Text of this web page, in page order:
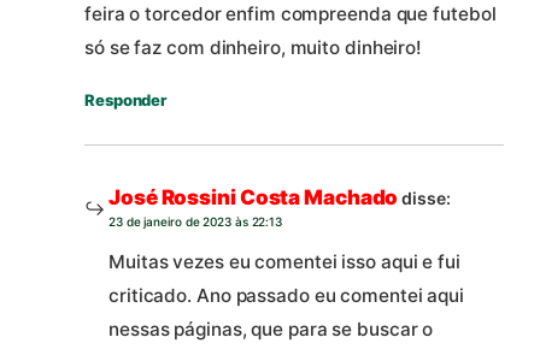
feira o torcedor enfim compreenda que futebol
só se faz com dinheiro, muito dinheiro!
Responder
José Rossini Costa Machado disse:
23 de janeiro de 2023 às 22:13
Muitas vezes eu comentei isso aqui e fui
criticado. Ano passado eu comentei aqui
nessas páginas, que para se buscar o